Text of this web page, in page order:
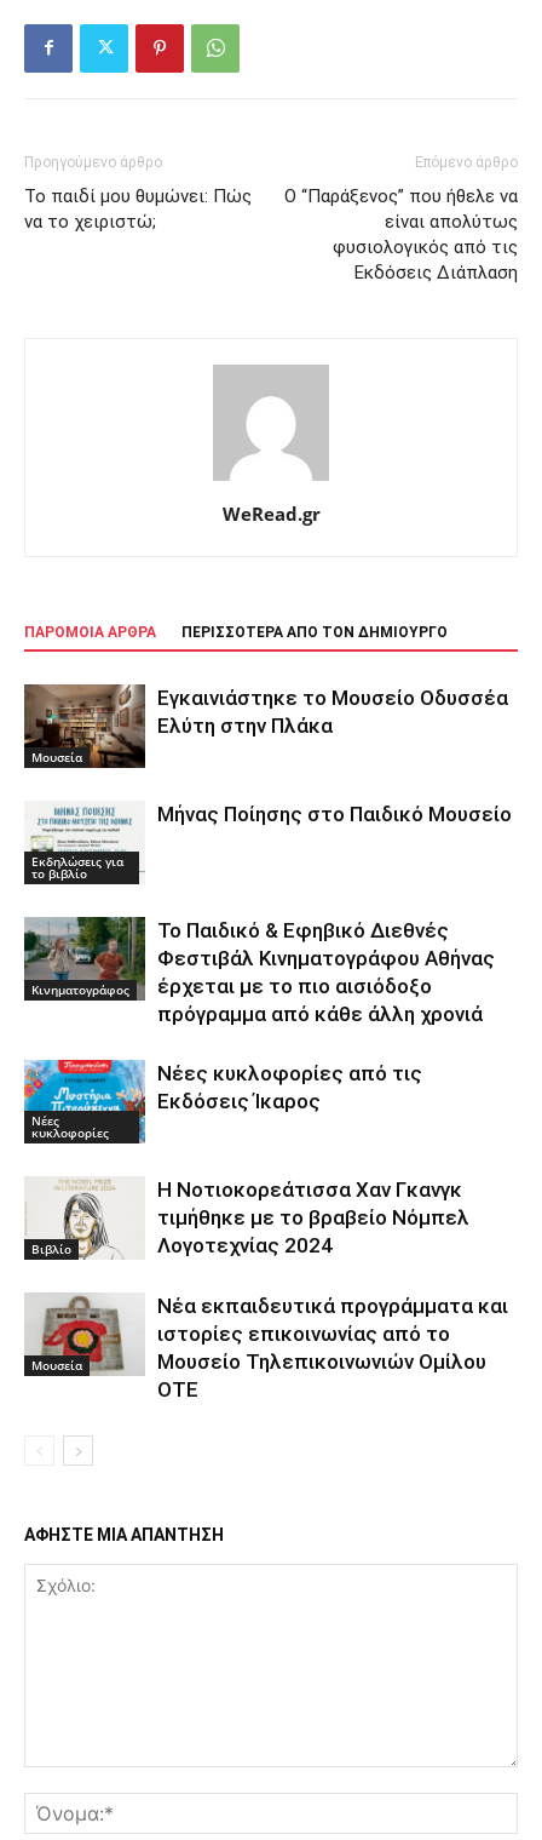
Προηγούμενο άρθρο
Το παιδί μου θυμώνει: Πώς
να το χειριστώ;
Επόμενο άρθρο
Ο “Παράξενος” που ήθελε να
είναι απολύτως
φυσιολογικός από τις
Εκδόσεις Διάπλαση
WeRead.gr
ΠΑΡΟΜΟΙΑ ΑΡΘΡΑ ΠΕΡΙΣΣΟΤΕΡΑ ΑΠΟ ΤΟΝ ΔΗΜΙΟΥΡΓΟ
Μουσεία
Εγκαινιάστηκε το Μουσείο Οδυσσέα
Ελύτη στην Πλάκα
Εκδηλώσεις για
το βιβλίο
Μήνας Ποίησης στο Παιδικό Μουσείο
Κινηματογράφος
Το Παιδικό & Εφηβικό Διεθνές
Φεστιβάλ Κινηματογράφου Αθήνας
έρχεται με το πιο αισιόδοξο
πρόγραμμα από κάθε άλλη χρονιά
Νέες
κυκλοφορίες
Νέες κυκλοφορίες από τις
Εκδόσεις Ίκαρος
Βιβλίο
Η Νοτιοκορεάτισσα Χαν Γκανγκ
τιμήθηκε με το βραβείο Νόμπελ
Λογοτεχνίας 2024
Μουσεία
Νέα εκπαιδευτικά προγράμματα και
ιστορίες επικοινωνίας από το
Μουσείο Τηλεπικοινωνιών Ομίλου
ΟΤΕ
ΑΦΗΣΤΕ ΜΙΑ ΑΠΑΝΤΗΣΗ